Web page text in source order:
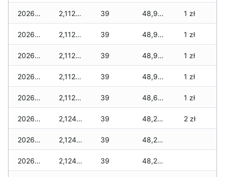
2026-04-06 2,112 zł 39 48,982 zł 1 zł
2026-04-05 2,112 zł 39 48,923 zł 1 zł
2026-04-04 2,112 zł 39 48,923 zł 1 zł
2026-04-03 2,112 zł 39 48,923 zł 1 zł
2026-04-02 2,112 zł 39 48,684 zł 1 zł
2026-04-01 2,124 zł 39 48,255 zł 2 zł
2026-03-31 2,124 zł 39 48,255 zł
2026-03-30 2,124 zł 39 48,255 zł